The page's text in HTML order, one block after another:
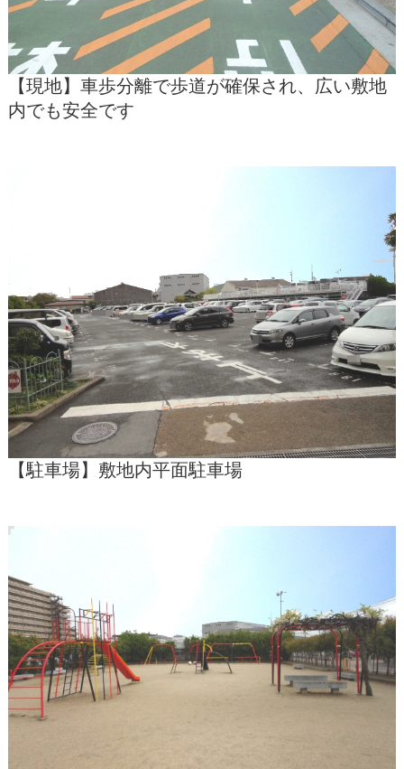
【現地】車歩分離で歩道が確保され、広い敷地
内でも安全です
【駐車場】敷地内平面駐車場